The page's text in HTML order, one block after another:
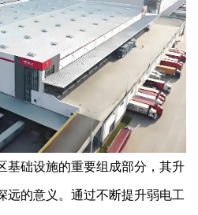
础设施的重要组成部分，其升
远的意义。通过不断提升弱电工